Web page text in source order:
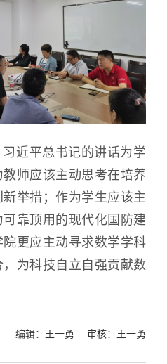
近平总书记的讲话为学
师应该主动思考在培养
举措；作为学生应该主
靠顶用的现代化国防建
更应主动寻求数学学科
为科技自立自强贡献数
编辑：王一勇 审核：王一勇